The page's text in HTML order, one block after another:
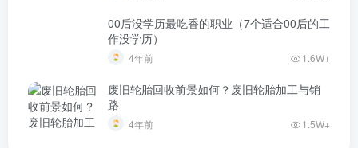
00后没学历最吃香的职业（7个适合00后的工
作没学历）
4年前 1.6W+
废旧轮胎回收前景如何？废旧轮胎加工与销
路
4年前 1.5W+